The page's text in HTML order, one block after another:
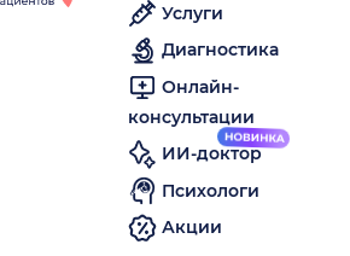
Услуги
Диагностика
Онлайн-
консультации
ИИ-доктор
Психологи
Акции